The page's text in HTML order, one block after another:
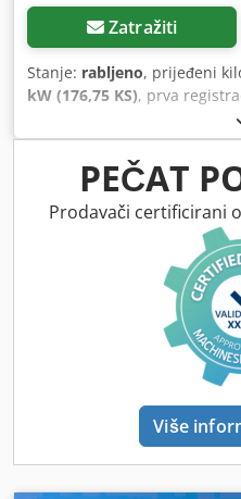
Zatražiti
Stanje: rabljeno, prijeđeni
kW (176,75 KS), prva
7.490 kg
automatski, broj sjedala:3,
, duljina prostora za
prostora: 2.490 mm , visina
Godina proizvodnje:2024,
program stabilnosti (ESP),
klima uređaj, središnje
PEČAT
Prodavači certificirani
Više